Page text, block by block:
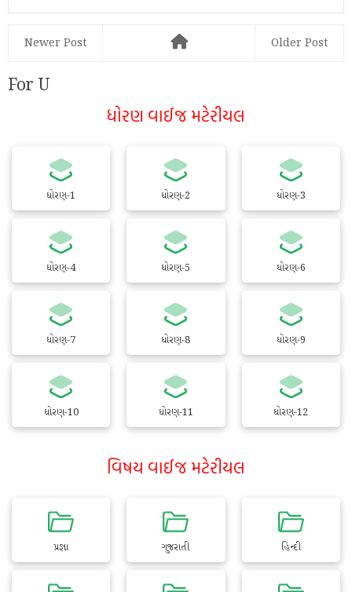
Newer Post Older Post
For U
ધોરણ વાઈજ મટેરીયલ
ધોરણ-1 ધોરણ-2 ધોરણ-3
ધોરણ-4 ધોરણ-5 ધોરણ-6
ધોરણ-7 ધોરણ-8 ધોરણ-9
ધોરણ-10 ધોરણ-11 ધોરણ-12
વિષય વાઈજ મટેરીયલ
પ્રજ્ઞા ગુજરાતી હિન્દી